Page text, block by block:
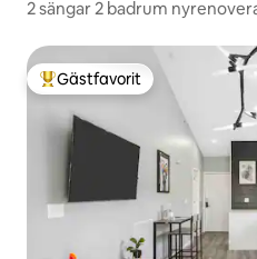
2 sängar 2 badrum
Populär gästfavorit
Gästfavorit